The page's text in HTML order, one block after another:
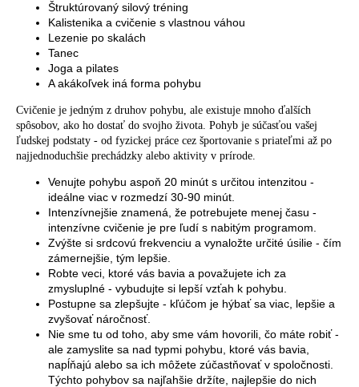
Štruktúrovaný silový tréning
Kalistenika a cvičenie s vlastnou váhou
Lezenie po skalách
Tanec
Joga a pilates
A akákoľvek iná forma pohybu
Cvičenie je jedným z druhov pohybu, ale existuje mnoho ďalších
spôsobov, ako ho dostať do svojho života. Pohyb je súčasťou vašej
ľudskej podstaty - od fyzickej práce cez športovanie s priateľmi až po
najjednoduchšie prechádzky alebo aktivity v prírode.
Venujte pohybu aspoň 20 minút s určitou intenzitou -
ideálne viac v rozmedzí 30-90 minút.
Intenzívnejšie znamená, že potrebujete menej času -
intenzívne cvičenie je pre ľudí s nabitým programom.
Zvýšte si srdcovú frekvenciu a vynaložte určité úsilie - čím
zámernejšie, tým lepšie.
Robte veci, ktoré vás bavia a považujete ich za
zmysluplné - vybudujte si lepší vzťah k pohybu.
Postupne sa zlepšujte - kľúčom je hýbať sa viac, lepšie a
zvyšovať náročnosť.
Nie sme tu od toho, aby sme vám hovorili, čo máte robiť -
ale zamyslite sa nad typmi pohybu, ktoré vás bavia,
napĺňajú alebo sa ich môžete zúčastňovať v spoločnosti.
Týchto pohybov sa najľahšie držíte, najlepšie do nich